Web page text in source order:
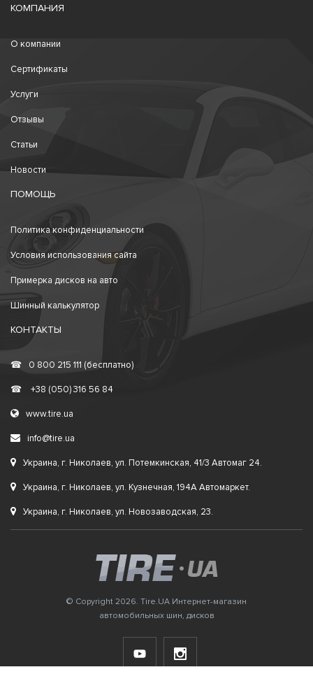
КОМПАНИЯ
О компании
Сертификаты
Услуги
Отзывы
Статьи
Новости
ПОМОЩЬ
Политика конфиденциальности
Условия использования сайта
Примерка дисков на авто
Шинный калькулятор
КОНТАКТЫ
☎ 0 800 215 111 (бесплатно)
☎ +38 (050) 316 56 84
www.tire.ua
info@tire.ua
Украина, г. Николаев, ул. Потемкинская, 41/3 Автомаг 24.
Украина, г. Николаев, ул. Кузнечная, 194А Автомаркет.
Украина, г. Николаев, ул. Новозаводская, 23.
© Copyright 2026. Tire.UA Интернет-магазин
автомобильных шин, дисков